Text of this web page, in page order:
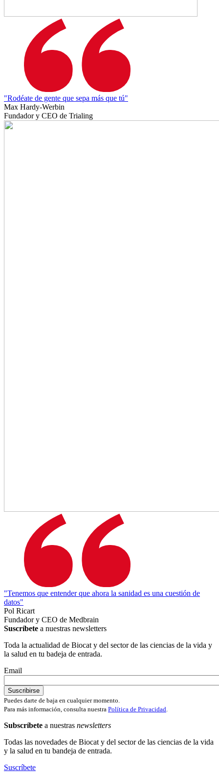
"Rodéate de gente que sepa más que tú"
Max Hardy-Werbin
Fundador y CEO de Trialing
"Tenemos que entender que ahora la sanidad es una cuestión de
datos"
Pol Ricart
Fundador y CEO de Medbrain
Suscríbete a nuestras newsletters
Toda la actualidad de Biocat y del sector de las ciencias de la vida y
la salud en tu badeja de entrada.
Email
Puedes darte de baja en cualquier momento.
Para más información, consulta nuestra Política de Privacidad
Subscríbete a nuestras newsletters
Todas las novedades de Biocat y del sector de las ciencias de la vida
y la salud en tu bandeja de entrada.
Suscríbete